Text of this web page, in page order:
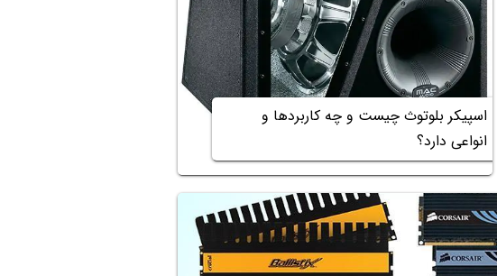
اسپیکر بلوتوث چیست و چه کاربردها و
انواعی دارد؟